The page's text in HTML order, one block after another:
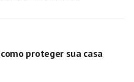
proteger sua casa